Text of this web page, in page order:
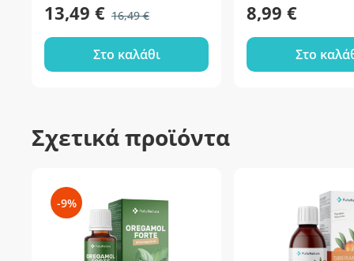
13,49 € 16,49 €
Στο καλάθι
8,99 €
Στο
Σχετικά προϊόντα
-9%